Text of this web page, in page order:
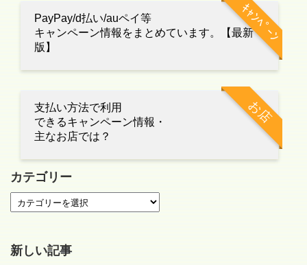
ｷｬﾝﾍﾟｰﾝ
PayPay/d払い/auペイ等
キャンペーン情報をまとめています。【最新
版】
お店
支払い方法で利用
できるキャンペーン情報・
主なお店では？
カテゴリー
新しい記事